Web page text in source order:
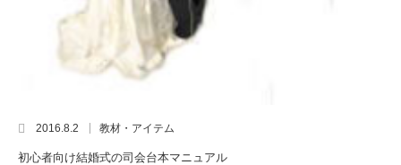
2016.8.2 教材・アイテム
初心者向け結婚式の司会台本マニュアル